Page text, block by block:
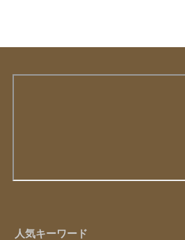
人気キーワード